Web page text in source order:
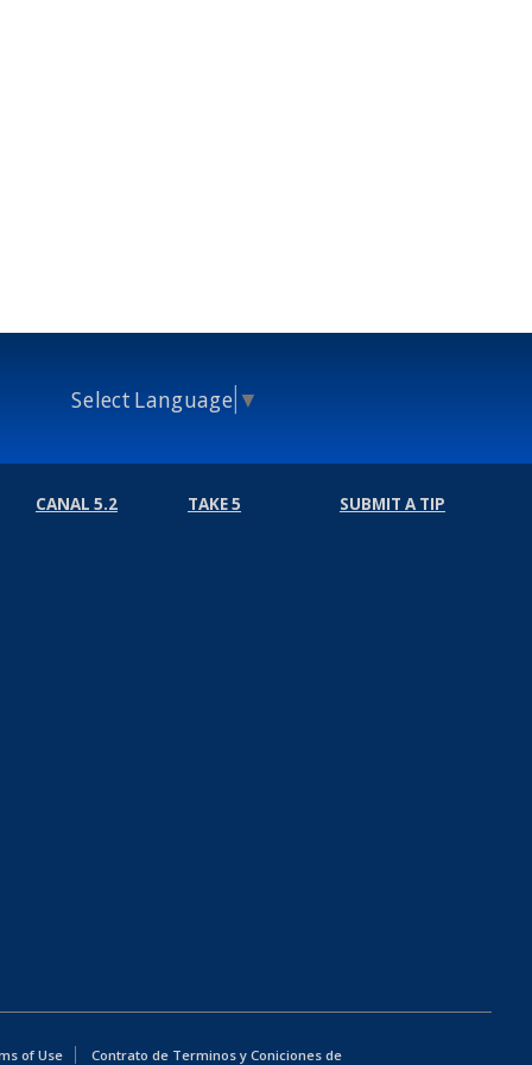
Select Language ▼
CANAL 5.2 TAKE 5 SUBMIT A TIP
of Use Contrato de Terminos y Coniciones de